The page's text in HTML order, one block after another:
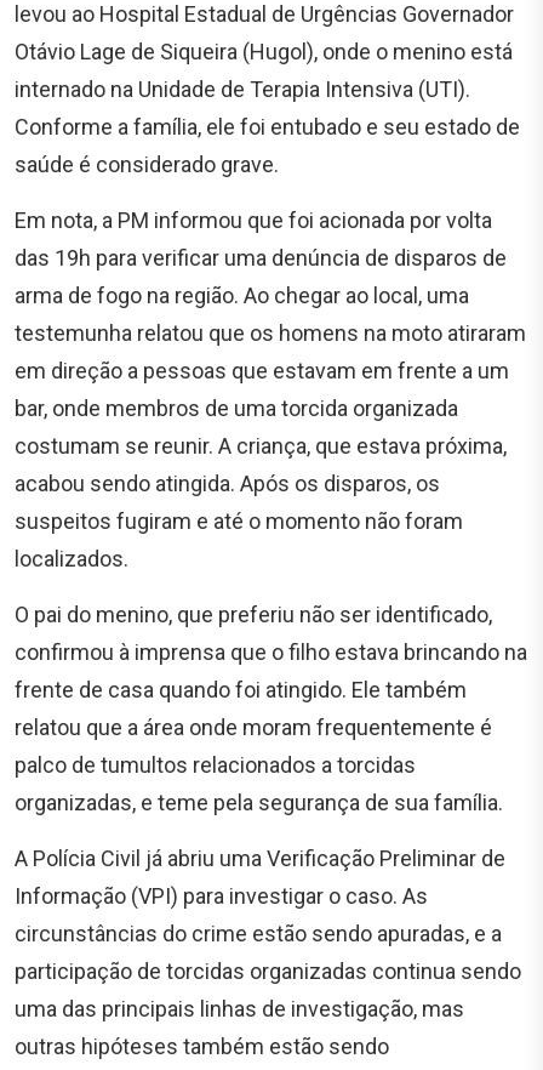
levou ao Hospital Estadual de Urgências Governador
Otávio Lage de Siqueira (Hugol), onde o menino está
internado na Unidade de Terapia Intensiva (UTI).
Conforme a família, ele foi entubado e seu estado de
saúde é considerado grave.
Em nota, a PM informou que foi acionada por volta
das 19h para verificar uma denúncia de disparos de
arma de fogo na região. Ao chegar ao local, uma
testemunha relatou que os homens na moto atiraram
em direção a pessoas que estavam em frente a um
bar, onde membros de uma torcida organizada
costumam se reunir. A criança, que estava próxima,
acabou sendo atingida. Após os disparos, os
suspeitos fugiram e até o momento não foram
localizados.
O pai do menino, que preferiu não ser identificado,
confirmou à imprensa que o filho estava brincando na
frente de casa quando foi atingido. Ele também
relatou que a área onde moram frequentemente é
palco de tumultos relacionados a torcidas
organizadas, e teme pela segurança de sua família.
A Polícia Civil já abriu uma Verificação Preliminar de
Informação (VPI) para investigar o caso. As
circunstâncias do crime estão sendo apuradas, e a
participação de torcidas organizadas continua sendo
uma das principais linhas de investigação, mas
outras hipóteses também estão sendo